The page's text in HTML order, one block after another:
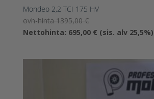
Mondeo 2,2 TCI 175 HV
ovh-hinta1395,00€Alkuperäinen
hinta
Nettohinta: 695,00 €Nykyinen
695,00 €.
(sis. alv 25,5%)